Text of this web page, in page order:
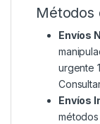
Métodos
Envíos
urgente
Envíos